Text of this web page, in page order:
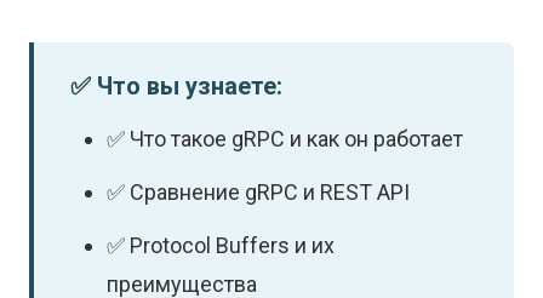
✅ Что вы узнаете:
✅ Что такое gRPC и как он работает
✅ Сравнение gRPC и REST API
✅ Protocol Buffers и их
преимущества